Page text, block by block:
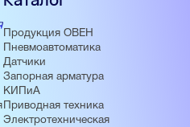
Продукция ОВЕН
Пневмоавтоматика
Датчики
Запорная арматура
КИПиА
Приводная техника
Электротехническая